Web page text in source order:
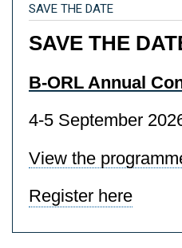
SAVE THE DATE
SAVE THE
B-ORL Annual
4-5 September
View the
Register here